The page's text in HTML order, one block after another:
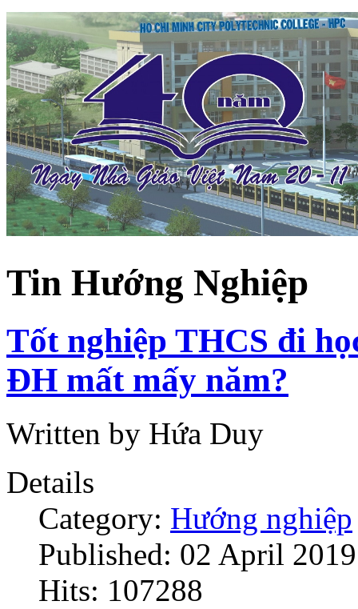
Tin Hướng Nghiệp
Tốt nghiệp THCS đi
ĐH mất mấy năm?
Written by Hứa Duy
Details
Category: Hướng nghiệp
Published: 02 April 2019
Hits: 107288